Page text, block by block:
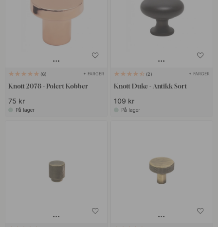
6 + FARGER
Knott 2078 - Polert Kobber
75 kr
På lager
2 + FARGER
Knott Duke - Antikk Sort
109 kr
På lager